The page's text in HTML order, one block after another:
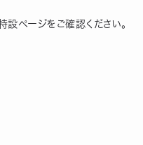
設ページをご確認ください。